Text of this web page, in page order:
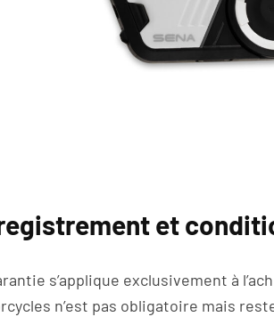
et
s’applique exclusivement à
n’est pas obligatoire mais